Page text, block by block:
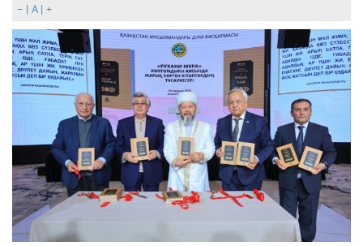
– | A| +